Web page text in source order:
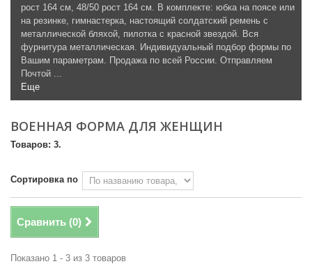
рост 164 см, 48/50 рост 164 см. В комплекте: юбка на поясе или
на резинке, гимнастерка, настоящий солдатский ремень с
металлической бляхой, пилотка с красной звездой. Вся
фурнитура металлическая. Индивидуальный подбор формы по
Вашим параметрам. Продажа по всей России. Отправляем
Почтой ...
Еще
ВОЕННАЯ ФОРМА ДЛЯ ЖЕНЩИН
Товаров: 3.
Сортировка по
Сравнить (0)
Показано 1 - 3 из 3 товаров